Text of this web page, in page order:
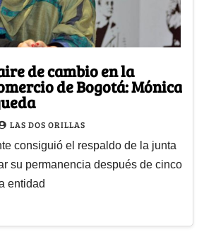
de cambio en la
de Bogotá: Mónica
LAS DOS ORILLAS
consiguió el respaldo de la junta
su permanencia después de cinco
entidad